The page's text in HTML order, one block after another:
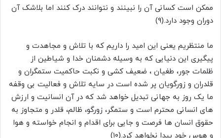
ممکن است کسانی آن را نبینند و نتوانند درک کنند اما بلاشک آن
دوران وجود دارد.(۹)
ما منتظریم یعنی این امید را داریم که با تلاش و مجاهدت و
پیگیری این دنیایی که به وسیله دشمنان خدا و شیاطین از
ظلمات جور، طغیان ، ضعیف کشی و نکبت حاکمیت ستمگران و
قلدران و زورگویان پر شده است در سایه تلاش و فعالیت بی وقفه
ما یک روز به جهانی تبدیل خواهد شد که در آن انسانیت و ارزش
های انسانی محترم است و ستمگر، زورگو، ظالم، قلدر و متجاوز به
حقوق انسان ها فرصت و جایی برای اقدام و انجام خواسته و هوا